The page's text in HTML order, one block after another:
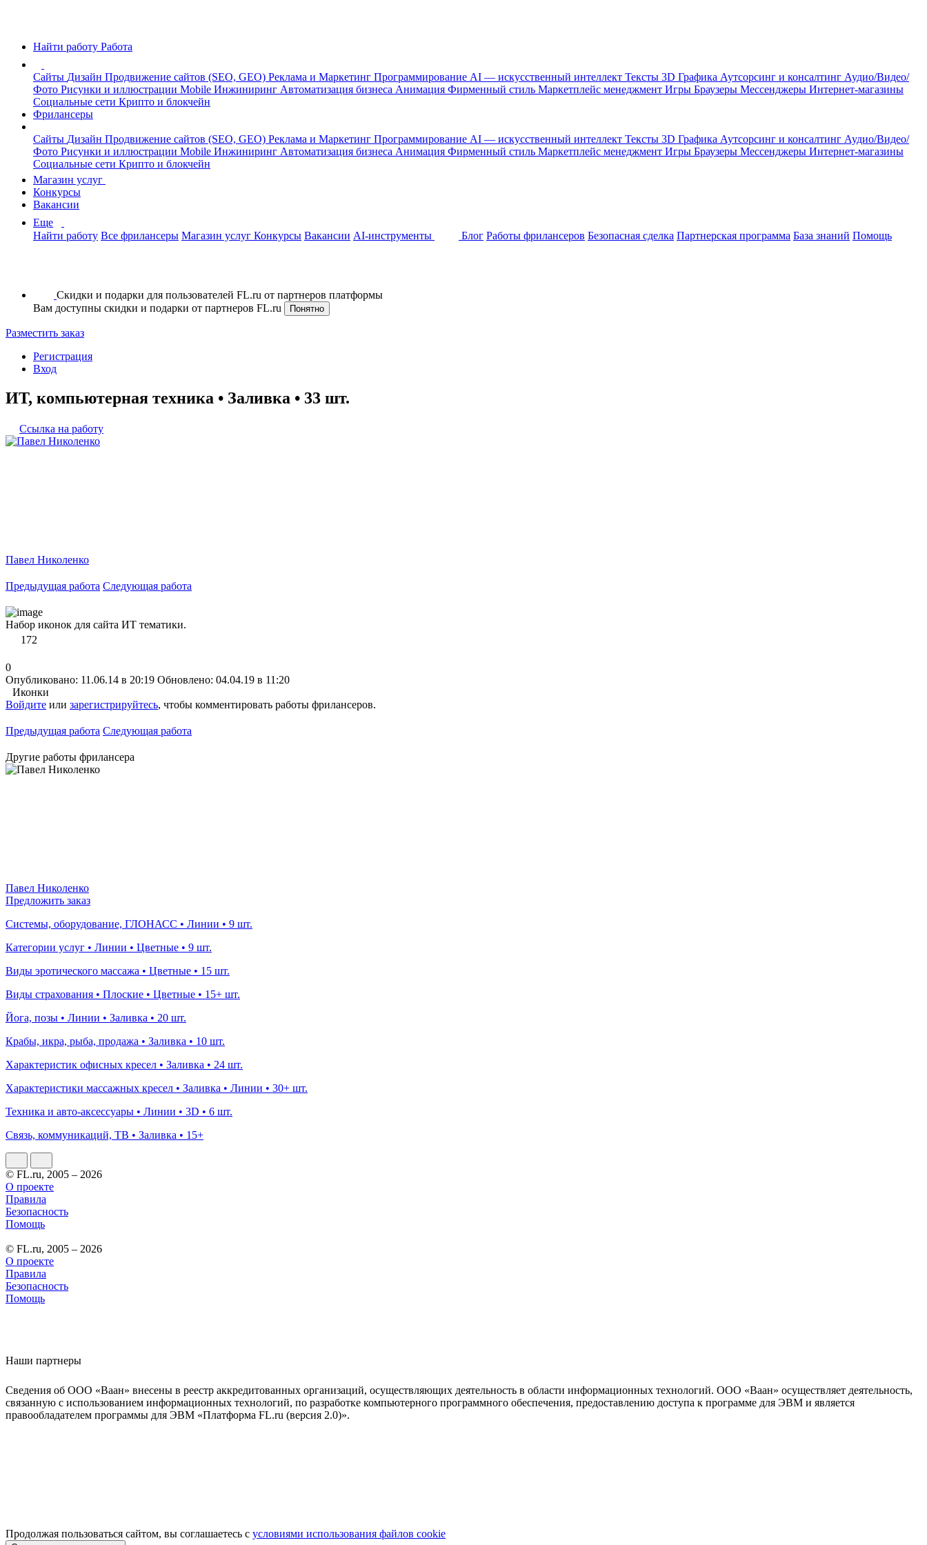
Найти работу Работа
Сайты Дизайн Продвижение сайтов (SEO, GEO) Реклама и Маркетинг Программирование AI — искусственный интеллект Тексты 3D Графика Аутсорсинг и консалтинг Аудио/Видео/
Фото Рисунки и иллюстрации Mobile Инжиниринг Автоматизация бизнеса Анимация Фирменный стиль Маркетплейс менеджмент Игры Браузеры Мессенджеры Интернет-магазины
Социальные сети Крипто и блокчейн
Фрилансеры
Сайты Дизайн Продвижение сайтов (SEO, GEO) Реклама и Маркетинг Программирование AI — искусственный интеллект Тексты 3D Графика Аутсорсинг и консалтинг Аудио/Видео/
Фото Рисунки и иллюстрации Mobile Инжиниринг Автоматизация бизнеса Анимация Фирменный стиль Маркетплейс менеджмент Игры Браузеры Мессенджеры Интернет-магазины
Социальные сети Крипто и блокчейн
Магазин услуг
Конкурсы
Вакансии
Еще
Найти работу Все фрилансеры Магазин услуг Конкурсы Вакансии AI-инструменты Блог Работы фрилансеров Безопасная сделка Партнерская программа База знаний Помощь
Скидки и подарки для пользователей FL.ru от партнеров платформы
Вам доступны скидки и подарки от партнеров FL.ru
Понятно
Разместить заказ
Регистрация
Вход
ИТ, компьютерная техника • Заливка • 33 шт.
Ссылка на работу
Павел Николенко
Предыдущая работа Следующая работа
Набор иконок для сайта ИТ тематики.
172
0
Опубликовано: 11.06.14 в 20:19 Обновлено: 04.04.19 в 11:20
Иконки
Войдите или зарегистрируйтесь, чтобы комментировать работы фрилансеров.
Предыдущая работа Следующая работа
Другие работы фрилансера
Павел Николенко
Предложить заказ
Системы, оборудование, ГЛОНАСС • Линии • 9 шт.
Категории услуг • Линии • Цветные • 9 шт.
Виды эротического массажа • Цветные • 15 шт.
Виды страхования • Плоские • Цветные • 15+ шт.
Йога, позы • Линии • Заливка • 20 шт.
Крабы, икра, рыба, продажа • Заливка • 10 шт.
Характеристик офисных кресел • Заливка • 24 шт.
Характеристики массажных кресел • Заливка • Линии • 30+ шт.
Техника и авто-аксессуары • Линии • 3D • 6 шт.
Связь, коммуникаций, ТВ • Заливка • 15+
© FL.ru, 2005 – 2026
О проекте
Правила
Безопасность
Помощь
© FL.ru, 2005 – 2026
О проекте
Правила
Безопасность
Помощь
Наши партнеры
Сведения об ООО «Ваан» внесены в реестр аккредитованных организаций, осуществляющих деятельность в области информационных технологий. ООО «Ваан» осуществляет деятельность,
связанную с использованием информационных технологий, по разработке компьютерного программного обеспечения, предоставлению доступа к программе для ЭВМ и является
правообладателем программы для ЭВМ «Платформа FL.ru (версия 2.0)».
Продолжая пользоваться сайтом, вы соглашаетесь с условиями использования файлов cookie